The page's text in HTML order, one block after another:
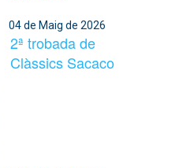
04 de Maig de 2026
2ª trobada de
Clàssics Sacaco